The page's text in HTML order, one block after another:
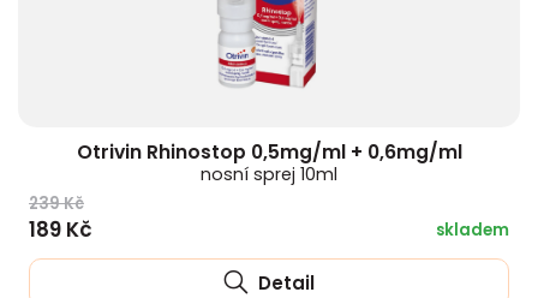
Otrivin Rhinostop 0,5mg/ml + 0,6mg/ml
nosní sprej 10ml
239 Kč
189 Kč skladem
Detail